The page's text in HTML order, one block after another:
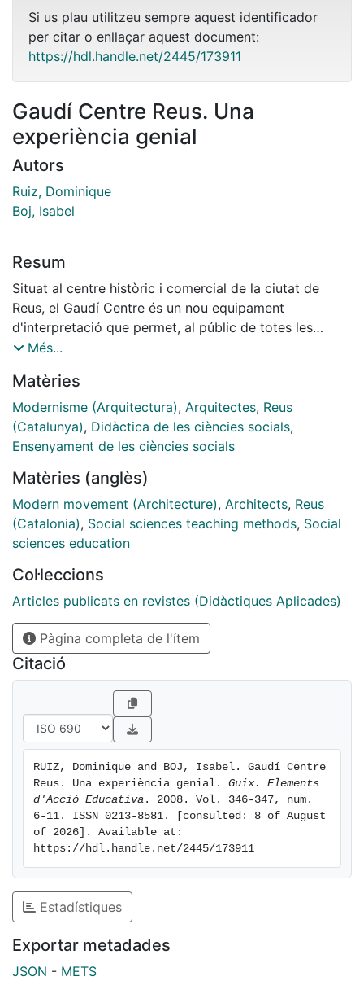
Si us plau utilitzeu sempre aquest identificador
per citar o enllaçar aquest document:
https://hdl.handle.net/2445/173911
Gaudí Centre Reus. Una
experiència genial
Autors
Ruiz, Dominique
Boj, Isabel
Resum
Situat al centre històric i comercial de la ciutat de
Reus, el Gaudí Centre és un nou equipament
d'interpretació que permet, al públic de totes les
edats, entendre de forma didàctica les claus de
geni creatiu i conèixer la ciutat i l'entorn que el va
inspirar. Per al públic escolar, el Gaudí Centre esdevé
un referent de primer ordre, ja que posa a l'abast de
mestres, professorat i alumnes un seguit de recursos i
Més...
Matèries
Modernisme (Arquitectura), Arquitectes, Reus
(Catalunya), Didàctica de les ciències socials,
Ensenyament de les ciències socials
Matèries (anglès)
Modern movement (Architecture), Architects, Reus
(Catalonia), Social sciences teaching methods, Social
sciences education
Col·leccions
Articles publicats en revistes (Didàctiques Aplicades)
Pàgina completa de l'ítem
Citació
RUIZ, Dominique and BOJ, Isabel. Gaudí Centre
Reus. Una experiència genial. Guix. Elements
d'Acció Educativa . 2008. Vol. 346-347, num.
6-11. ISSN 0213-8581. [consulted: 8 of August
of 2026]. Available at:
https://hdl.handle.net/2445/173911
Estadístiques
Exportar metadades
JSON - METS